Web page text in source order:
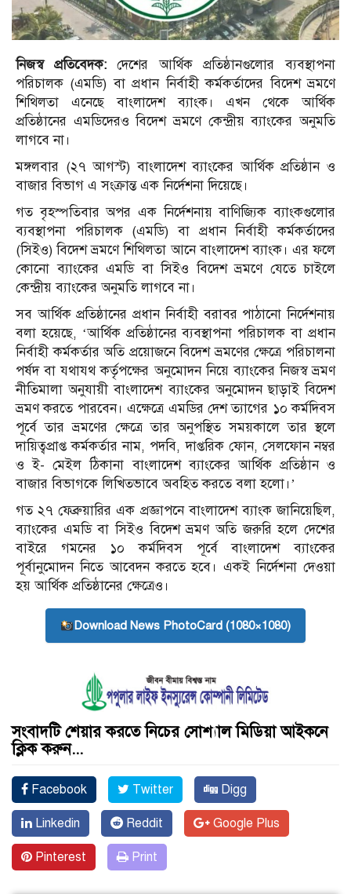
নিজস্ব প্রতিবেদক:দেশের আর্থিক প্রতিষ্ঠানগুলোর ব্যবস্থাপনা
পরিচালক (এমডি) বা প্রধান নির্বাহী কর্মকর্তাদের বিদেশ ভ্রমণে
শিথিলতা এনেছে বাংলাদেশ ব্যাংক। এখন থেকে আর্থিক
প্রতিষ্ঠানের এমডিদেরও বিদেশ ভ্রমণে কেন্দ্রীয় ব্যাংকের অনুমতি
লাগবে না।
মঙ্গলবার (২৭ আগস্ট) বাংলাদেশ ব্যাংকের আর্থিক প্রতিষ্ঠান ও
বাজার বিভাগ এ সংক্রান্ত এক নির্দেশনা দিয়েছে।
গত বৃহস্পতিবার অপর এক নির্দেশনায় বাণিজ্যিক ব্যাংকগুলোর
ব্যবস্থাপনা পরিচালক (এমডি) বা প্রধান নির্বাহী কর্মকর্তাদের
(সিইও) বিদেশ ভ্রমণে শিথিলতা আনে বাংলাদেশ ব্যাংক। এর ফলে
কোনো ব্যাংকের এমডি বা সিইও বিদেশ ভ্রমণে যেতে চাইলে
কেন্দ্রীয় ব্যাংকের অনুমতি লাগবে না।
সব আর্থিক প্রতিষ্ঠানের প্রধান নির্বাহী বরাবর পাঠানো নির্দেশনায়
বলা হয়েছে, ‘আর্থিক প্রতিষ্ঠানের ব্যবস্থাপনা পরিচালক বা প্রধান
নির্বাহী কর্মকর্তার অতি প্রয়োজনে বিদেশ ভ্রমণের ক্ষেত্রে পরিচালনা
পর্ষদ বা যথাযথ কর্তৃপক্ষের অনুমোদন নিয়ে ব্যাংকের নিজস্ব ভ্রমণ
নীতিমালা অনুযায়ী বাংলাদেশ ব্যাংকের অনুমোদন ছাড়াই বিদেশ
ভ্রমণ করতে পারবেন। এক্ষেত্রে এমডির দেশ ত্যাগের ১০ কর্মদিবস
পূর্বে তার ভ্রমণের ক্ষেত্রে তার অনুপস্থিত সময়কালে তার স্থলে
দায়িত্বপ্রাপ্ত কর্মকর্তার নাম, পদবি, দাপ্তরিক ফোন, সেলফোন নম্বর
ও ই- মেইল ঠিকানা বাংলাদেশ ব্যাংকের আর্থিক প্রতিষ্ঠান ও
বাজার বিভাগকে লিখিতভাবে অবহিত করতে বলা হলো।’
গত ২৭ ফেব্রুয়ারির এক প্রজ্ঞাপনে বাংলাদেশ ব্যাংক জানিয়েছিল,
ব্যাংকের এমডি বা সিইও বিদেশ ভ্রমণ অতি জরুরি হলে দেশের
বাইরে গমনের ১০ কর্মদিবস পূর্বে বাংলাদেশ ব্যাংকের
পূর্বানুমোদন নিতে আবেদন করতে হবে। একই নির্দেশনা দেওয়া
হয় আর্থিক প্রতিষ্ঠানের ক্ষেত্রেও।
Download News PhotoCard (1080×1080)
সংবাদটি শেয়ার করতে নিচের সোশ্যাল মিডিয়া আইকনে
ক্লিক করুন...
Facebook Twitter Digg
Linkedin Reddit Google Plus
Pinterest Print